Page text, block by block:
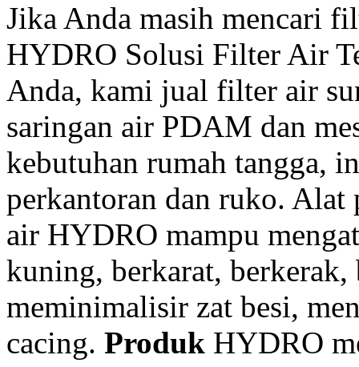
Jika Anda masih mencari
HYDRO Solusi Filter Air
Anda, kami jual filter air
saringan air PDAM dan
kebutuhan rumah tangga,
perkantoran dan ruko. Alat
air HYDRO mampu
kuning, berkarat,
meminimalisir zat besi,
cacing. Produk HYDRO